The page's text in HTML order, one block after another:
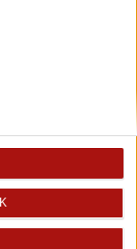
mondták
tanúsítvány
beállítások